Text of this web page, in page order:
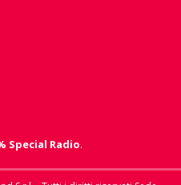
Special Radio.